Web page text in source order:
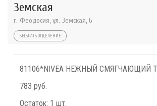
Земская
г. Феодосия, ул. Земская, 6
ВЫБРАТЬ ОТДЕЛЕНИЕ
81106*NIVEA НЕЖНЫЙ СМЯГЧАЮЩИЙ
783 руб.
Остаток: 1 шт.